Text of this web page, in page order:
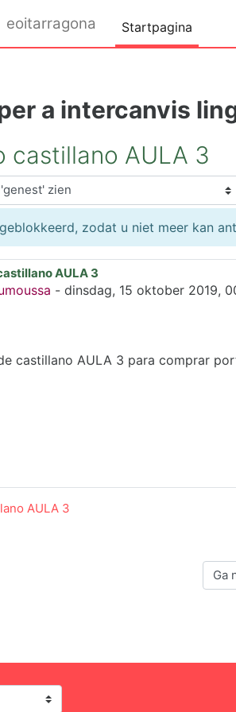
eoitarragona Startpagina
a intercanvis
castillano AULA 3
zodat u niet meer kan
AULA 3
- dinsdag, 15 oktober 2019,
0
castillano AULA 3 para comprar
AULA 3
Ga